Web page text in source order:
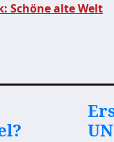
Schöne alte Welt